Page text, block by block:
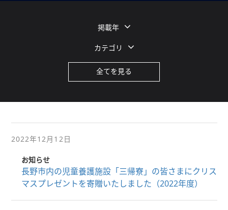
掲載年
カテゴリ
全てを見る
2022年12月12日
お知らせ
長野市内の児童養護施設「三帰寮」の皆さまにクリス
マスプレゼントを寄贈いたしました（2022年度）